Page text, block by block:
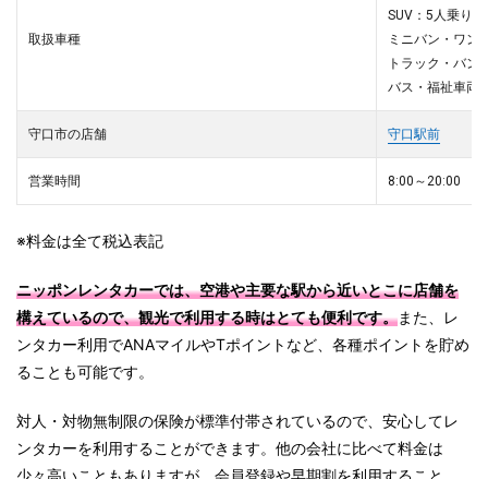
取扱車種
SUV：5人乗り
ミニバン・ワン
トラック・バン
バス・福祉車両
守口市の店舗 守口駅前
営業時間 8:00～20:00
※料金は全て税込表記
ニッポンレンタカーでは、空港や主要な駅から近いとこに店舗を
構えているので、観光で利用する時はとても便利です。また、レ
ンタカー利用でANAマイルやTポイントなど、各種ポイントを貯め
ることも可能です。
対人・対物無制限の保険が標準付帯されているので、安心してレ
ンタカーを利用することができます。他の会社に比べて料金は
少々高いこともありますが、会員登録や早期割を利用すること